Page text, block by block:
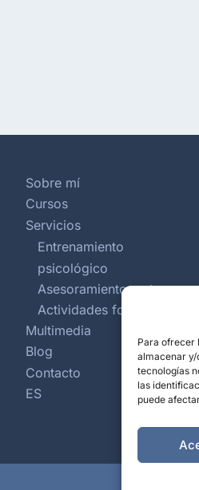
Para ofrecer
almacenar y/
tecnologías
las
puede
Sobre mí
Cursos
Servicios
Entrenamiento
psicológico
Asesoramiento en torneo
Actividades formativas
Multimedia
Blog
Contacto
ES